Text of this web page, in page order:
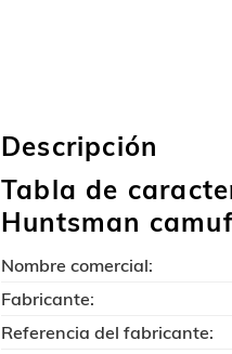
Descripción
Tabla de
Huntsman
Nombre comercial:
Fabricante:
Referencia del fabricante: